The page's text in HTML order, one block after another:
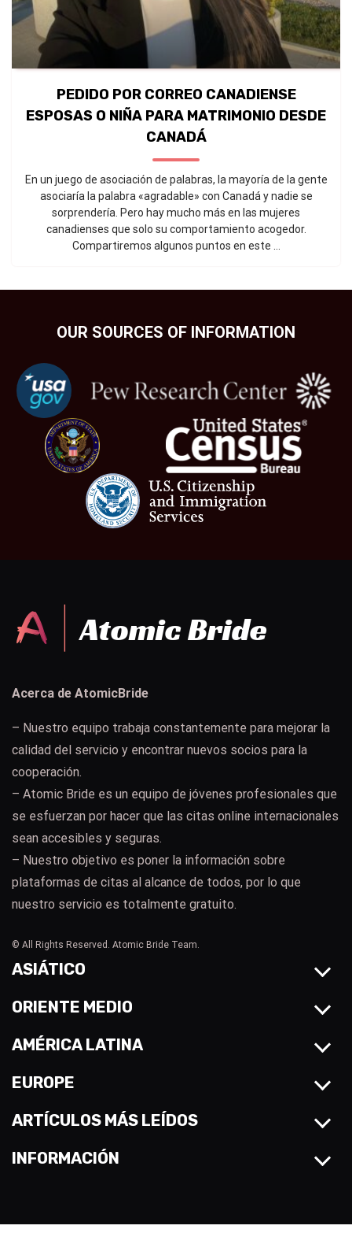
PEDIDO POR CORREO CANADIENSE
ESPOSAS O NIÑA PARA MATRIMONIO DESDE
CANADÁ
En un juego de asociación de palabras, la mayoría de la gente
asociaría la palabra «agradable» con Canadá y nadie se
sorprendería. Pero hay mucho más en las mujeres
canadienses que solo su comportamiento acogedor.
Compartiremos algunos puntos en este ...
OUR SOURCES OF INFORMATION
Acerca de AtomicBride
– Nuestro equipo trabaja constantemente para mejorar la
calidad del servicio y encontrar nuevos socios para la
cooperación.
– Atomic Bride es un equipo de jóvenes profesionales que
se esfuerzan por hacer que las citas online internacionales
sean accesibles y seguras.
– Nuestro objetivo es poner la información sobre
plataformas de citas al alcance de todos, por lo que
nuestro servicio es totalmente gratuito.
© All Rights Reserved. Atomic Bride Team.
ASIÁTICO
ORIENTE MEDIO
AMÉRICA LATINA
EUROPE
ARTÍCULOS MÁS LEÍDOS
INFORMACIÓN